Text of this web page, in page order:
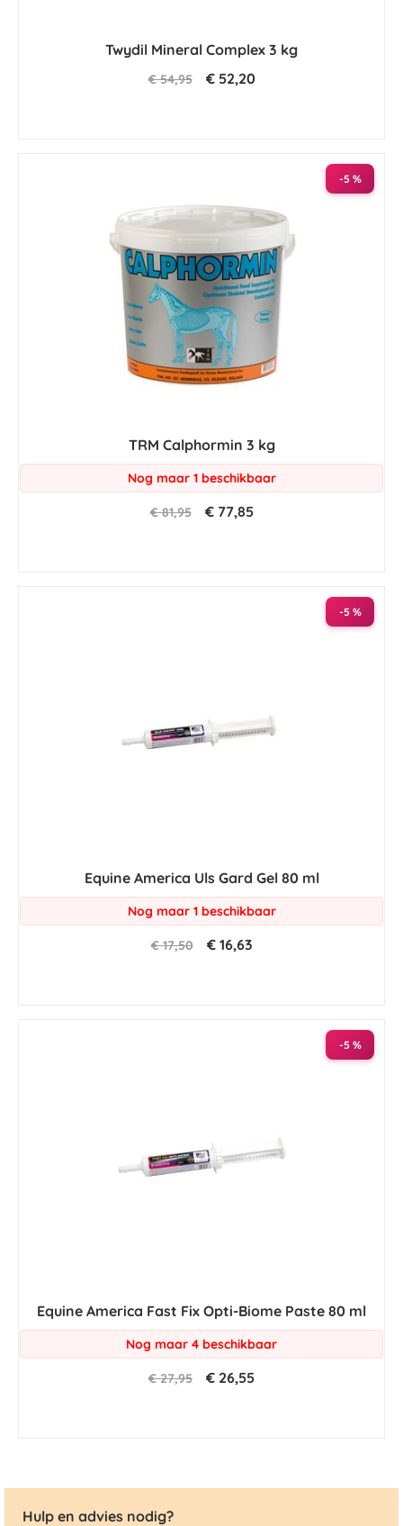
Twydil Mineral Complex 3 kg
€ 54,95 € 52,20
-5 %
TRM Calphormin 3 kg
Nog maar 1 beschikbaar
€ 81,95 € 77,85
-5 %
Equine America Uls Gard Gel 80 ml
Nog maar 1 beschikbaar
€ 17,50 € 16,63
-5 %
Equine America Fast Fix Opti-Biome Paste 80 ml
Nog maar 4 beschikbaar
€ 27,95 € 26,55
Hulp en advies nodig?